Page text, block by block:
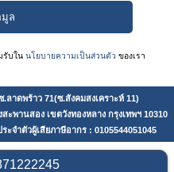
รับในนโยบายความเป็นส่วนตัว ของเรา
.ลาดพร้าว 71(ซ.สังคมสงเคราะห์ 11)
สะพานสอง เขตวังทองหลาง กรุงเทพฯ 10310
ระจำตัวผู้เสียภาษีอากร : 0105544051045